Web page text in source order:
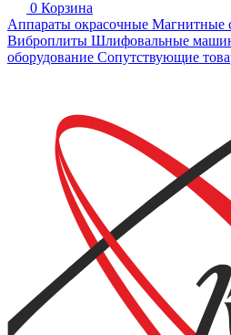
0 Корзина
Аппараты окрасочные Магнитные
Виброплиты Шлифовальные
оборудование Сопутствующие